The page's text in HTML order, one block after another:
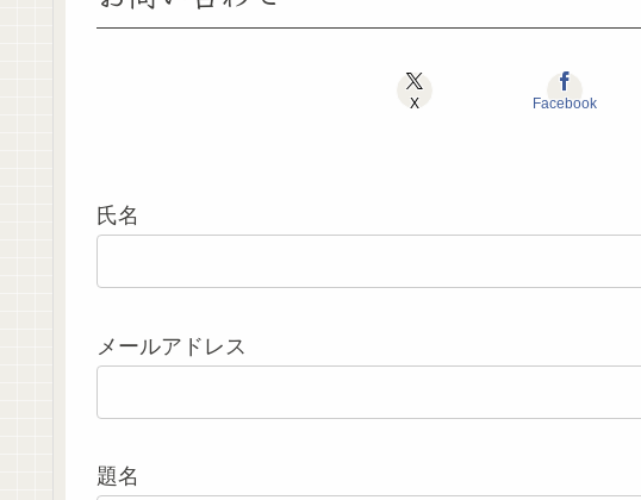
X Facebook
氏名
メールアドレス
題名